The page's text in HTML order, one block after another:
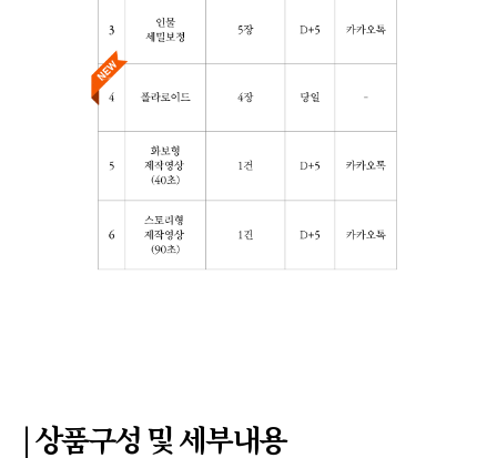
| 상품구성 및 세부내용